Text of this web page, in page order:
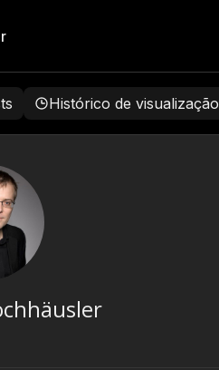
Histórico de visualização